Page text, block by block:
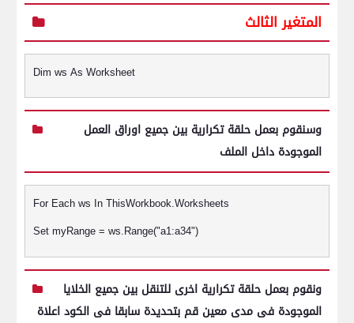
المتغير الثالث
Dim ws As Worksheet
وسنقوم بعمل حلقة تكرارية بين جميع اوراق العمل
الموجودة داخل الملف
For Each ws In ThisWorkbook.Worksheets
Set myRange = ws.Range("a1:a34")
ونقوم بعمل حلقة تكرارية اخرى للتنقل بين جميع الخلايا
الموجودة فى مدى معين قم بتحديدة سابقا فى الكود اعلاة